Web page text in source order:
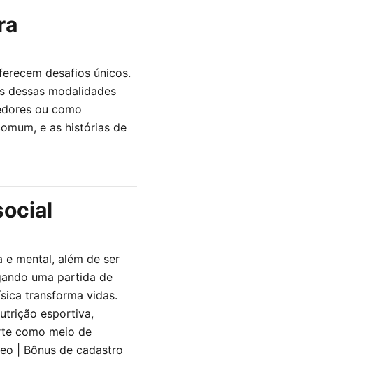
desafios únicos.
dessas modalidades
ou como
e as histórias de
e mental, além de ser
uma partida de
transforma vidas.
esportiva,
como meio de
Bônus de cadastro